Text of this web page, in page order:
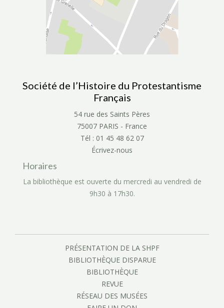
Société de l’Histoire du Protestantisme
Français
54 rue des Saints Pères
75007 PARIS - France
Tél : 01 45 48 62 07
Écrivez-nous
Horaires
La bibliothèque est ouverte du mercredi au vendredi de
9h30 à 17h30.
PRÉSENTATION DE LA SHPF
BIBLIOTHÈQUE DISPARUE
BIBLIOTHÈQUE
REVUE
RÉSEAU DES MUSÉES